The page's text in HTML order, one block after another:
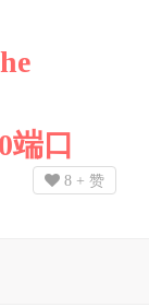
端口
8 + 赞